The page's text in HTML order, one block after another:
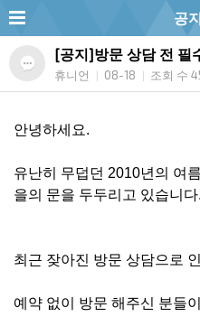
공
[공지]방문 상담 전 필
휴니언 08-18 조회 수
안녕하세요.
유난히 무덥던 2010년의 여
을의 문을 두두리고 있습니다.
최근 잦아진 방문 상담으로
예약 없이 방문 해주신 분들